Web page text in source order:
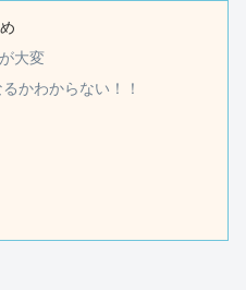
大変
かわからない！！